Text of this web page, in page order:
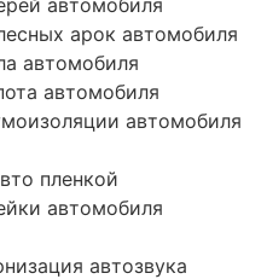
арок автомобиля
автомобиля
автомобиля
автомобиля
пленкой
автомобиля
автозвука